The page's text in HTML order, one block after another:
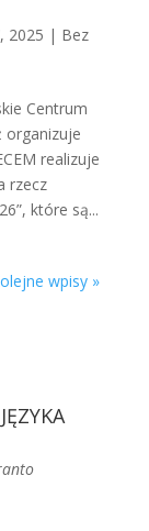
2025 | Bez
Centrum
organizuje
realizuje
rzecz
które są...
wpisy »